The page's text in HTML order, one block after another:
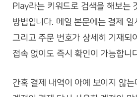
Play라는 키워드로 검색을 해보는
방법입니다. 메일 본문에는 결제 일
그리고 주문 번호가 상세히 기재되
접속 없이도 즉시 확인이 가능합니
간혹 결제 내역이 아예 보이지 않